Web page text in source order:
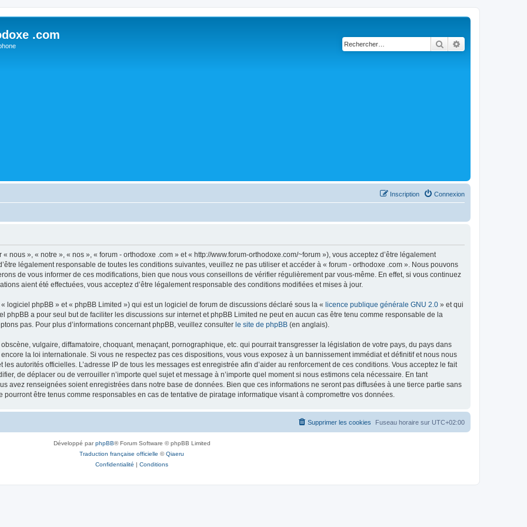
.com
Rechercher
Connexion
Inscription
nous », « notre », « nos », « forum - orthodoxe .com » et « http://www.forum-orthodoxe.com/~forum »), vous acceptez d’être légalement
légalement responsable de toutes les conditions suivantes, veuillez ne pas utiliser et accéder à « forum - orthodoxe .com ». Nous pouvons
de vous informer de ces modifications, bien que nous vous conseillons de vérifier régulièrement par vous-même. En effet, si vous continuez
aient été effectuées, vous acceptez d’être légalement responsable des conditions modifiées et mises à jour.
logiciel phpBB » et « phpBB Limited ») qui est un logiciel de forum de discussions déclaré sous la « licence publique générale GNU 2.0 » et qui
phpBB a pour seul but de faciliter les discussions sur internet et phpBB Limited ne peut en aucun cas être tenu comme responsable de la
pas. Pour plus d’informations concernant phpBB, veuillez consulter le site de phpBB (en anglais).
vulgaire, diffamatoire, choquant, menaçant, pornographique, etc. qui pourrait transgresser la législation de votre pays, du pays dans
la loi internationale. Si vous ne respectez pas ces dispositions, vous vous exposez à un bannissement immédiat et définitif et nous nous
autorités officielles. L’adresse IP de tous les messages est enregistrée afin d’aider au renforcement de ces conditions. Vous acceptez le fait
de déplacer ou de verrouiller n’importe quel sujet et message à n’importe quel moment si nous estimons cela nécessaire. En tant
avez renseignées soient enregistrées dans notre base de données. Bien que ces informations ne seront pas diffusées à une tierce partie sans
être tenus comme responsables en cas de tentative de piratage informatique visant à compromettre vos données.
Fuseau horaire sur UTC+02:00
Supprimer les cookies
Développé parphpBB® Forum Software © phpBB Limited
Traduction française officielle ©Qiaeru
Confidentialité | Conditions